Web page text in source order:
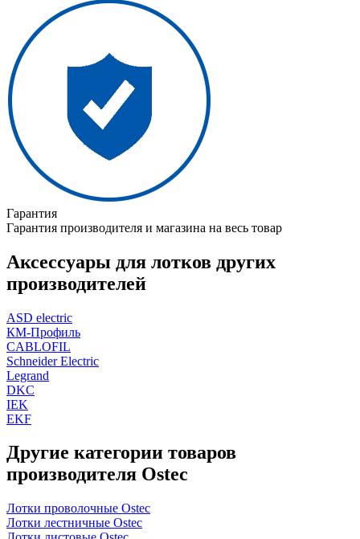
Гарантия
Гарантия производителя и магазина на весь товар
Аксессуары для лотков других
производителей
ASD electric
КМ-Профиль
CABLOFIL
Schneider Electric
Legrand
DKC
IEK
EKF
Другие категории товаров
производителя Ostec
Лотки проволочные Ostec
Лотки лестничные Ostec